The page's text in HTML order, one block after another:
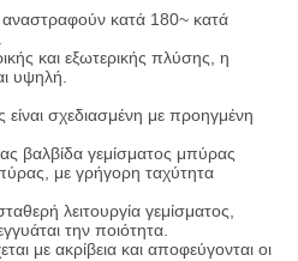
αναστραφούν κατά 180~ κατά
και εξωτερικής πλύσης, η
υψηλή.
σχεδιασμένη με προηγμένη
βαλβίδα γεμίσματος μπύρας
με γρήγορη ταχύτητα
λειτουργία γεμίσματος,
την ποιότητα.
με ακρίβεια και αποφεύγονται οι